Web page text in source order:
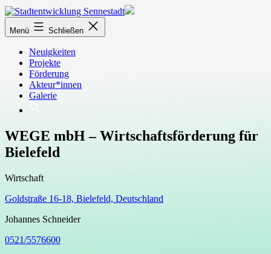
Zum
Inhalt
springen
Stadtentwicklung
Sennestadt
Menü Schließen
Neuigkeiten
Projekte
Förderung
Akteur*innen
Galerie
WEGE mbH – Wirtschaftsförderung für
Bielefeld
Wirtschaft
Goldstraße 16-18, Bielefeld, Deutschland
Johannes Schneider
0521/5576600